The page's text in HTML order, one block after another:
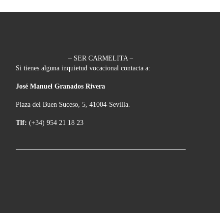
– SER CARMELITA –
Si tienes alguna inquietud vocacional contacta a:
José Manuel Granados Rivera
Plaza del Buen Suceso, 5, 41004-Sevilla.
Tlf: (+34) 954 21 18 23